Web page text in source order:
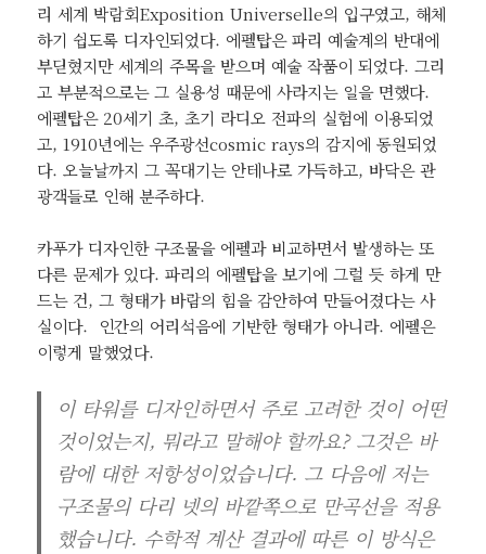
리 세계 박람회Exposition Universelle의 입구였고, 해체
하기 쉽도록 디자인되었다. 에펠탑은 파리 예술계의 반대에
부딛혔지만 세계의 주목을 받으며 예술 작품이 되었다. 그리
고 부분적으로는 그 실용성 때문에 사라지는 일을 면했다.
에펠탑은 20세기 초, 초기 라디오 전파의 실험에 이용되었
고, 1910년에는 우주광선cosmic rays의 감지에 동원되었
다. 오늘날까지 그 꼭대기는 안테나로 가득하고, 바닥은 관
광객들로 인해 분주하다.
카푸가 디자인한 구조물을 에펠과 비교하면서 발생하는 또
다른 문제가 있다. 파리의 에펠탑을 보기에 그럴 듯 하게 만
드는 건, 그 형태가 바람의 힘을 감안하여 만들어졌다는 사
실이다. 인간의 어리석음에 기반한 형태가 아니라. 에펠은
이렇게 말했었다.
이 타워를 디자인하면서 주로 고려한 것이 어떤
것이었는지, 뭐라고 말해야 할까요? 그것은 바
람에 대한 저항성이었습니다. 그 다음에 저는
구조물의 다리 넷의 바깥쪽으로 만곡선을 적용
했습니다. 수학적 계산 결과에 따른 이 방식은